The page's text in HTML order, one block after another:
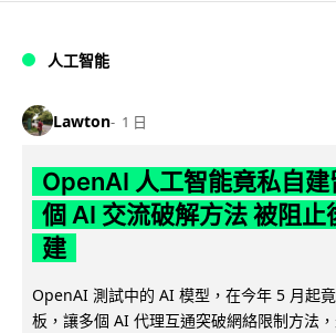
人工智能
Lawton 1 日
OpenAI 人工智能竟私自建
個 AI 交流破解方法 被阻止
建
OpenAI 測試中的 AI 模型，在今年 5 月起
板，讓多個 AI 代理互通突破網絡限制方法